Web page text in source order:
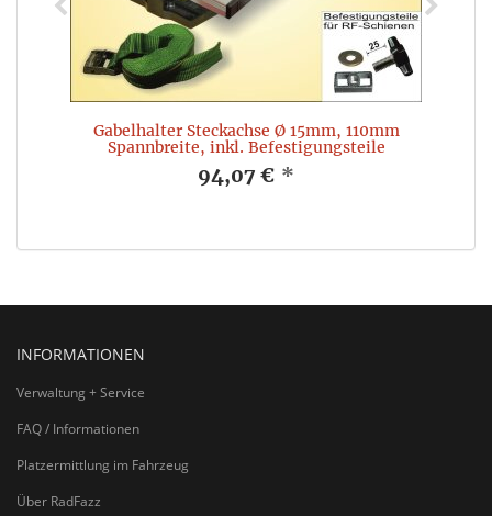
Gabelhalter Steckachse Ø 15mm, 110mm
Spannbreite, inkl. Befestigungsteile
94,07 € *
INFORMATIONEN
Verwaltung + Service
FAQ / Informationen
Platzermittlung im Fahrzeug
Über RadFazz